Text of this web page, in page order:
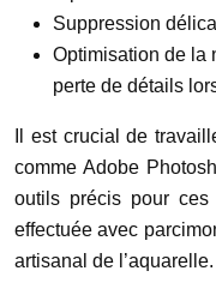
Suppression
Optimisation de la
perte de détails
Il est crucial de
comme Adobe
outils précis pour ces
effectuée avec
artisanal de l’aquarelle.